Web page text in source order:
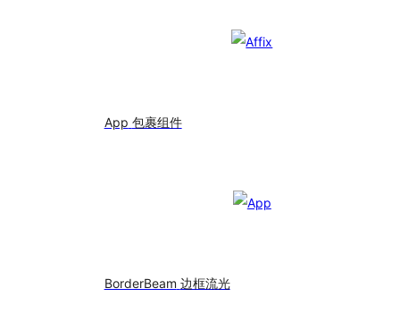
App 包裹组件
BorderBeam 边框流光